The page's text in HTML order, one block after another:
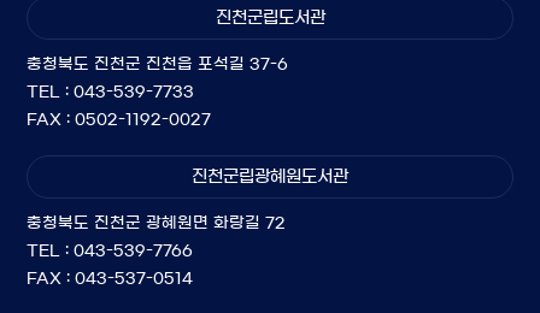
진천군립도서관
충청북도 진천군 진천읍 포석길 37-6
TEL : 043-539-7733
FAX : 0502-1192-0027
진천군립광혜원도서관
충청북도 진천군 광혜원면 화랑길 72
TEL : 043-539-7766
FAX : 043-537-0514